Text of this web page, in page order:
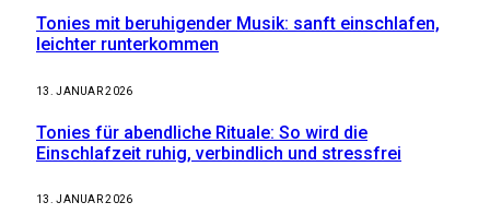
Tonies mit beruhigender Musik: sanft einschlafen,
leichter runterkommen
13. JANUAR 2026
Tonies für abendliche Rituale: So wird die
Einschlafzeit ruhig, verbindlich und stressfrei
13. JANUAR 2026